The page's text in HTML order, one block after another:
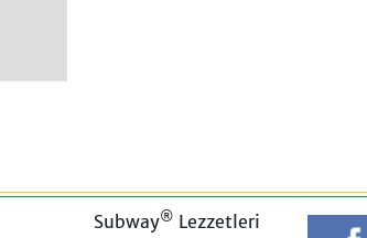
Subway® Lezzetleri